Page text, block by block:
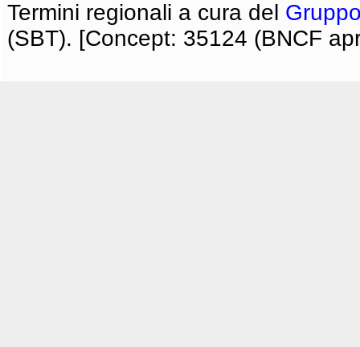
Termini regionali a cura del
(SBT). [Concept: 35124 (BNCF